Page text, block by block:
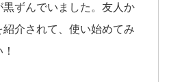
ずんでいました。友人か
介されて、使い始めてみ